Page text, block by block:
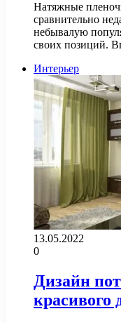
Натяжные
сравнительно
небывалую
своих позиций.
Интерьер
13.05.2022
0
Дизайн
красивого